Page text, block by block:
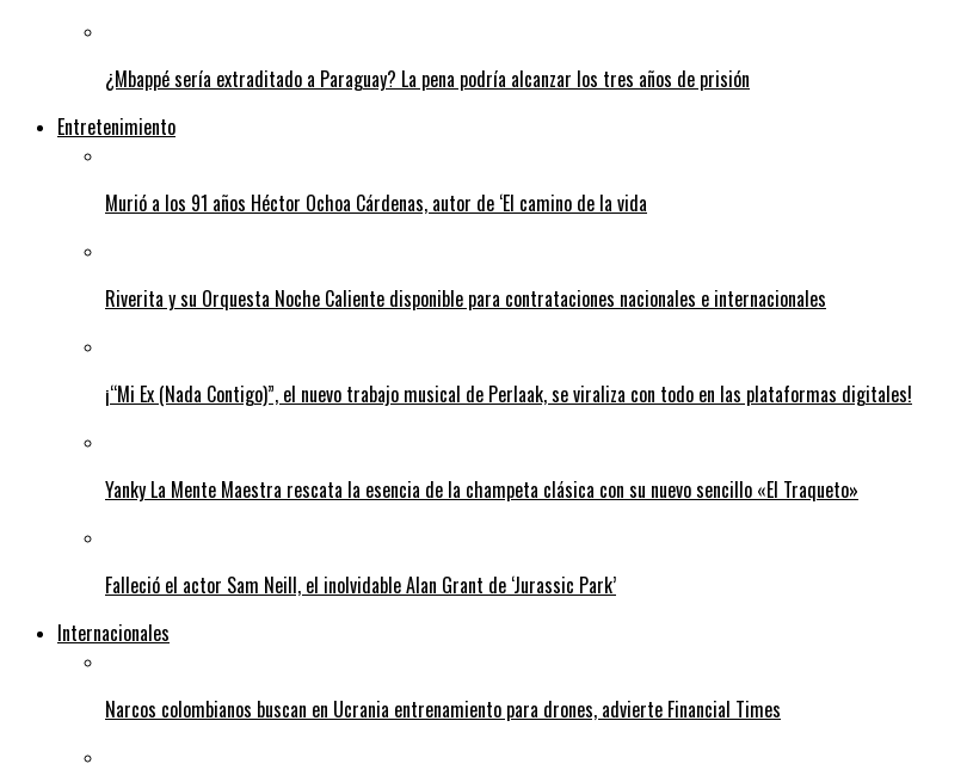
¿Mbappé sería extraditado a Paraguay? La pena podría alcanzar los tres años de prisión
Entretenimiento
Murió a los 91 años Héctor Ochoa Cárdenas, autor de ‘El camino de la vida
Riverita y su Orquesta Noche Caliente disponible para contrataciones nacionales e internacionales
¡“Mi Ex (Nada Contigo)”, el nuevo trabajo musical de Perlaak, se viraliza con todo en las plataformas digitales!
Yanky La Mente Maestra rescata la esencia de la champeta clásica con su nuevo sencillo «El Traqueto»
Falleció el actor Sam Neill, el inolvidable Alan Grant de ‘Jurassic Park’
Internacionales
Narcos colombianos buscan en Ucrania entrenamiento para drones, advierte Financial Times